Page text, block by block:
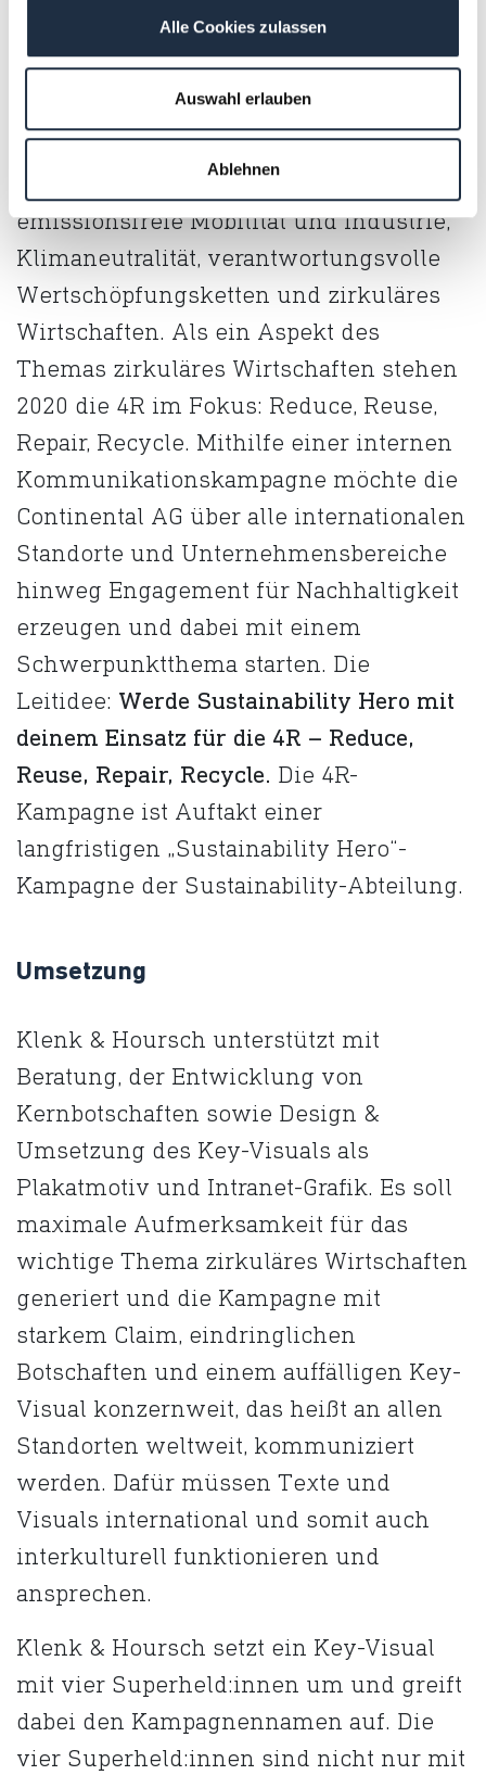
Alle Cookies zulassen
Auswahl erlauben
Ablehnen
Technologieunternehmen zunehmend
an Bedeutung. Die
Nachhaltigkeitsstrategie der Continental
AG fokussiert sich auf die vier
strategischen Kernthemen
emissionsfreie Mobilität und Industrie,
Klimaneutralität, verantwortungsvolle
Wertschöpfungsketten und zirkuläres
Wirtschaften. Als ein Aspekt des
Themas zirkuläres Wirtschaften stehen
2020 die 4R im Fokus: Reduce, Reuse,
Repair, Recycle. Mithilfe einer internen
Kommunikationskampagne möchte die
Continental AG über alle internationalen
Standorte und Unternehmensbereiche
hinweg Engagement für Nachhaltigkeit
erzeugen und dabei mit einem
Schwerpunktthema starten. Die
Leitidee: Werde Sustainability Hero mit
deinem Einsatz für die 4R – Reduce,
Reuse, Repair, Recycle. Die 4R-
Kampagne ist Auftakt einer
langfristigen „Sustainability Hero“-
Kampagne der Sustainability-Abteilung.
Umsetzung
Klenk & Hoursch unterstützt mit
Beratung, der Entwicklung von
Kernbotschaften sowie Design &
Umsetzung des Key-Visuals als
Plakatmotiv und Intranet-Grafik. Es soll
maximale Aufmerksamkeit für das
wichtige Thema zirkuläres Wirtschaften
generiert und die Kampagne mit
starkem Claim, eindringlichen
Botschaften und einem auffälligen Key-
Visual konzernweit, das heißt an allen
Standorten weltweit, kommuniziert
werden. Dafür müssen Texte und
Visuals international und somit auch
interkulturell funktionieren und
ansprechen.
Klenk & Hoursch setzt ein Key-Visual
mit vier Superheld:innen um und greift
dabei den Kampagnennamen auf. Die
vier Superheld:innen sind nicht nur mit